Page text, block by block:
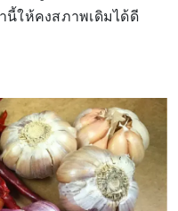
นี้ให้คงสภาพเดิมได้ดี